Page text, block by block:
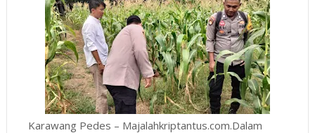
Karawang Pedes – Majalahkriptantus.com.Dalam